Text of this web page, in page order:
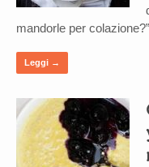
mandorle per colazione?”
Leggi →